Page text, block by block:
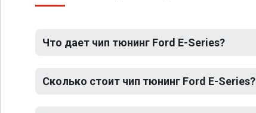
Что дает чип тюнинг Ford E-Series?
Сколько стоит чип тюнинг Ford E-Series?